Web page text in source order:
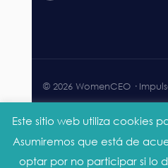
© 2026 WomenCEO ·
Aviso legalPrivacidad
Este sitio web utiliza cookies
Asumiremos que está de
optar por no participar si lo